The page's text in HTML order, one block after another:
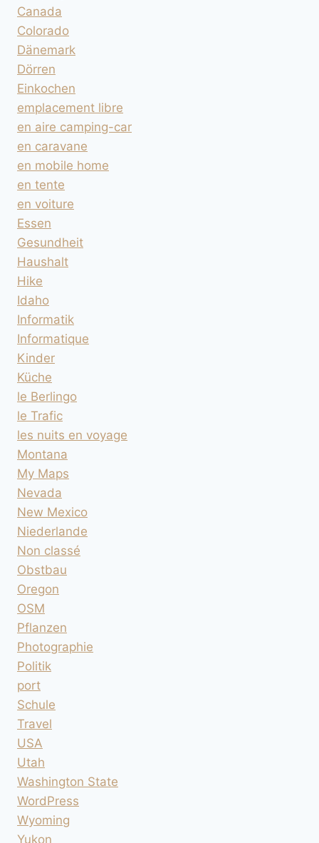
Canada
Colorado
Dänemark
Dörren
Einkochen
emplacement libre
en aire camping-car
en caravane
en mobile home
en tente
en voiture
Essen
Gesundheit
Haushalt
Hike
Idaho
Informatik
Informatique
Kinder
Küche
le Berlingo
le Trafic
les nuits en voyage
Montana
My Maps
Nevada
New Mexico
Niederlande
Non classé
Obstbau
Oregon
OSM
Pflanzen
Photographie
Politik
port
Schule
Travel
USA
Utah
Washington State
WordPress
Wyoming
Yukon